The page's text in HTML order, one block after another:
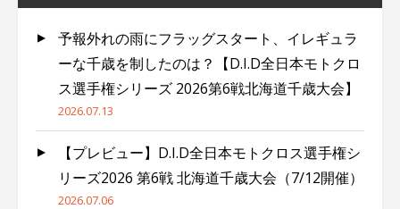
予報外れの雨にフラッグスタート、イレギュラ
ーな千歳を制したのは？【D.I.D全日本モトクロ
ス選手権シリーズ 2026第6戦北海道千歳大会】
2026.07.13
【プレビュー】D.I.D全日本モトクロス選手権シ
リーズ2026 第6戦 北海道千歳大会（7/12開催）
2026.07.06